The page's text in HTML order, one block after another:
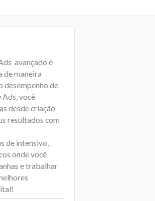
avançado é
de maneira
desempenho de
Ads, você
desde criação
resultados com
de intensivo,
onde você
e trabalhar